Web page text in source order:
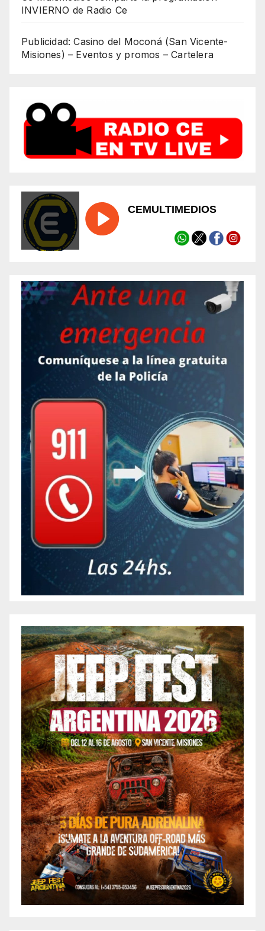
INVIERNO de Radio Ce
Publicidad: Casino del Moconá (San Vicente-
Misiones) – Eventos y promos – Cartelera